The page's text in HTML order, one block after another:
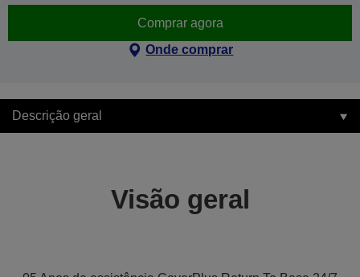
Comprar agora
Onde comprar
Descrição geral
Visão geral